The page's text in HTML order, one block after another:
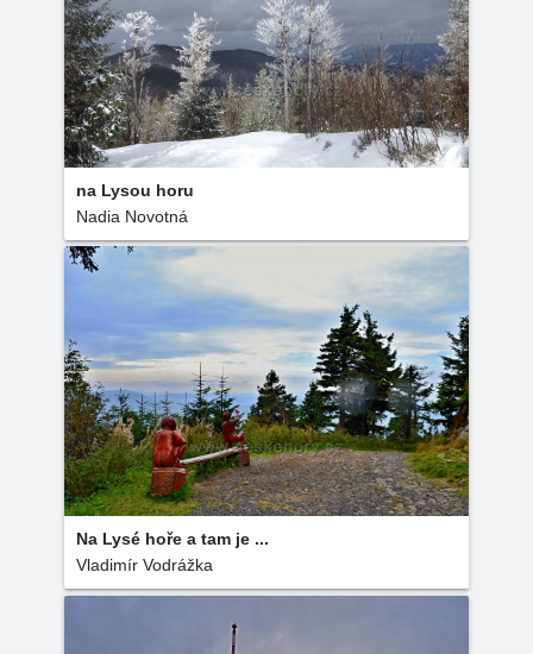
na Lysou horu
Nadia Novotná
Na Lysé hoře a tam je ...
Vladimír Vodrážka